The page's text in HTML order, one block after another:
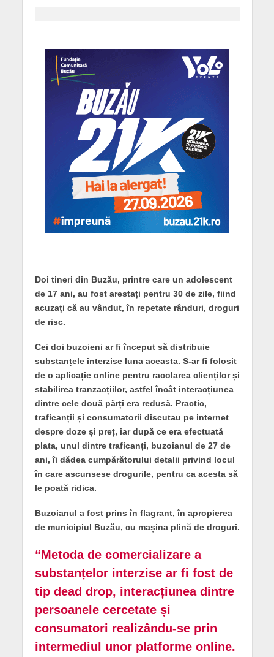
Doi tineri din Buzău, printre care un adolescent
de 17 ani, au fost arestați pentru 30 de zile, fiind
acuzați că au vândut, în repetate rânduri, droguri
de risc.
Cei doi buzoieni ar fi început să distribuie
substanțele interzise luna aceasta. S-ar fi folosit
de o aplicație online pentru racolarea clienților și
stabilirea tranzacțiilor, astfel încât interacțiunea
dintre cele două părți era redusă. Practic,
traficanții și consumatorii discutau pe internet
despre doze și preț, iar după ce era efectuată
plata, unul dintre traficanți, buzoianul de 27 de
ani, îi dădea cumpărătorului detalii privind locul
în care ascunsese drogurile, pentru ca acesta să
le poată ridica.
Buzoianul a fost prins în flagrant, în apropierea
de municipiul Buzău, cu mașina plină de droguri.
“Metoda de comercializare a
substanțelor interzise ar fi fost de
tip dead drop, interacțiunea dintre
persoanele cercetate și
consumatori realizându-se prin
intermediul unor platforme online.